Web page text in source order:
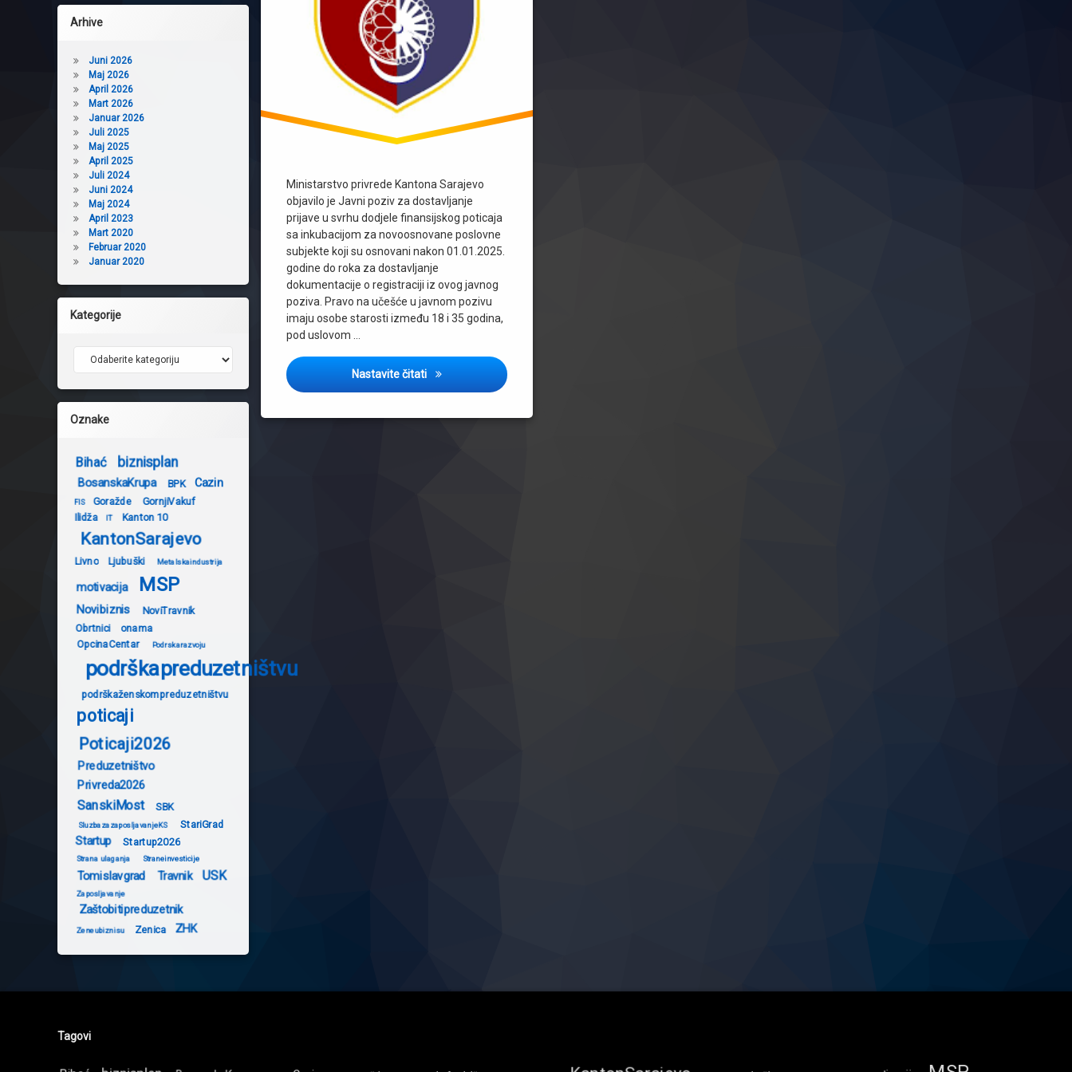
Ministarstvo privrede Kantona Sarajevo
objavilo je Javni poziv za dostavljanje
prijave u svrhu dodjele finansijskog poticaja
sa inkubacijom za novoosnovane poslovne
subjekte koji su osnovani nakon 01.01.2025.
godine do roka za dostavljanje
dokumentacije o registraciji iz ovog javnog
poziva. Pravo na učešće u javnom pozivu
imaju osobe starosti između 18 i 35 godina,
pod uslovom …
Nastavite čitati Javni poziv za dostavljanje prijave u svrhu dodjele finansijskog poticaja sa inkubacijom za novoosnovane poslovne subjekte
Arhive
Juni 2026
Maj 2026
April 2026
Mart 2026
Januar 2026
Juli 2025
Maj 2025
April 2025
Juli 2024
Juni 2024
Maj 2024
April 2023
Mart 2020
Februar 2020
Januar 2020
Kategorije
Kategorije
Oznake
Bihać biznisplan
BosanskaKrupa BPK Cazin
FIS Goražde
GornjiVakuf
Ilidža
IT Kanton 10
KantonSarajevo
Livno Ljubuški Metalskaindustrija
motivacija MSP
Novibiznis
NoviTravnik
Obrtnici
onama
OpcinaCentar
Podrskarazvoju
podrškapreduzetništvu
podrškaženskompreduzetništvu
poticaji
Poticaji2026
Preduzetništvo
Privreda2026
SanskiMost SBK
SluzbazazaposljavanjeKS StariGrad
Startup Startup2026
Strana ulaganja Straneinvesticije
Tomislavgrad Travnik USK
Zaposljavanje
Zaštobitipreduzetnik
Zeneubiznisu Zenica ZHK
Tagovi